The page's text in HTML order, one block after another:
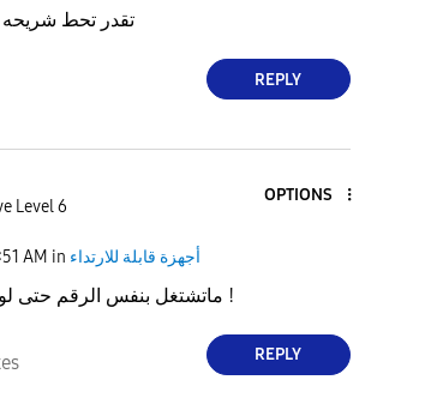
تقدر تحط شريحه
REPLY
Level 6
OPTIONS
AM in أجهزة قابلة للارتداء
ماتشتغل بنفس الرقم حتى لو قفلت الجوال !
REPLY